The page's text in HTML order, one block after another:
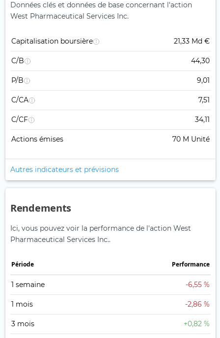
Données clés et données de base concernant l'action
West Pharmaceutical Services Inc.
Capitalisation boursière 21,33 Md €
C/B 44,30
P/B 9,01
C/CA 7,51
C/CF 34,11
Actions émises 70 M Unité
Autres indicateurs et prévisions
Rendements
Ici, vous pouvez voir la performance de l'action West
Pharmaceutical Services Inc..
Période Performance
1 semaine -6,55 %
1 mois -2,86 %
3 mois +0,82 %